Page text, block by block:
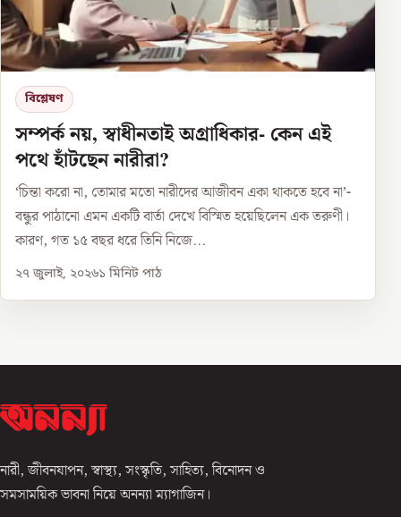
বিশ্লেষণ
সম্পর্ক নয়, স্বাধীনতাই অগ্রাধিকার- কেন এই
পথে হাঁটছেন নারীরা?
‘চিন্তা করো না, তোমার মতো নারীদের আজীবন একা থাকতে হবে না’-
বন্ধুর পাঠানো এমন একটি বার্তা দেখে বিস্মিত হয়েছিলেন এক তরুণী।
কারণ, গত ১৫ বছর ধরে তিনি নিজে...
২৭ জুলাই, ২০২৬১ মিনিট পাঠ
নারী, জীবনযাপন, স্বাস্থ্য, সংস্কৃতি, সাহিত্য, বিনোদন ও
সমসাময়িক ভাবনা নিয়ে অনন্যা ম্যাগাজিন।